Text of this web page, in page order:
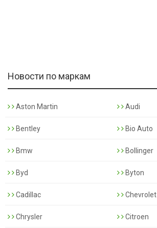
Новости по маркам
Aston Martin Audi
Bentley Bio Auto
Bmw Bollinger
Byd Byton
Cadillac Chevrolet
Chrysler Citroen